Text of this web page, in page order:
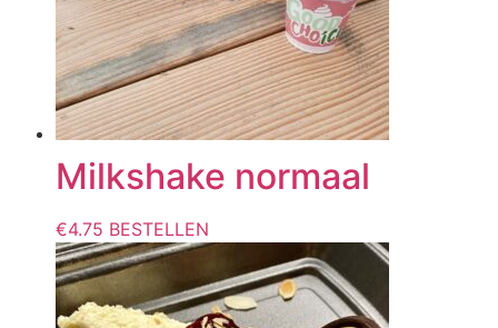
Milkshake normaal
€4.75 BESTELLEN